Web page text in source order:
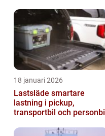
18 januari 2026
Lastsläde smartare
lastning i pickup,
transportbil och personbil